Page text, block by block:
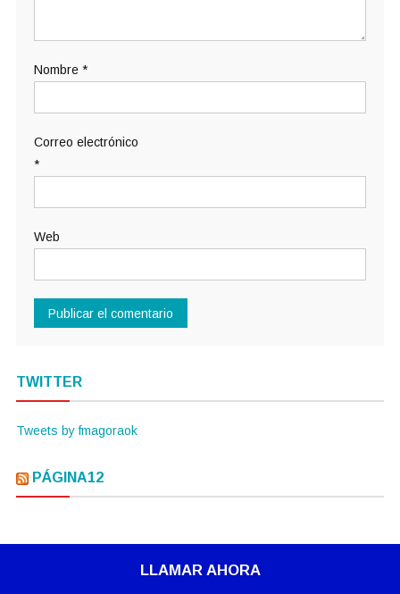
Nombre *
Correo electrónico
*
Web
TWITTER
Tweets by fmagoraok
PÁGINA12
Tema: News Portal deMystery Themes
LLAMAR AHORA